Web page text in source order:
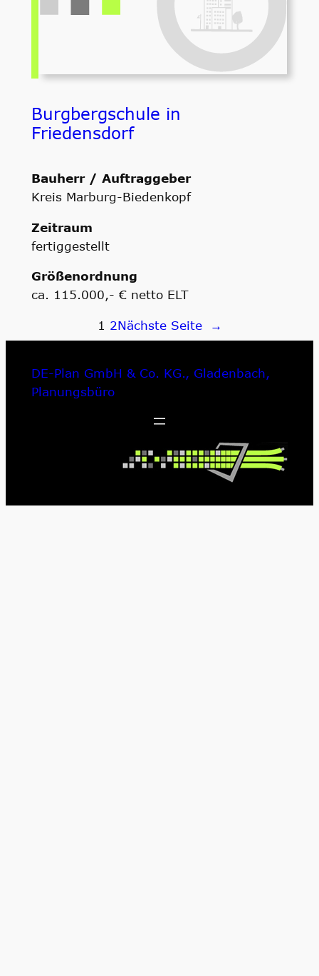
Burgbergschule in
Friedensdorf
Bauherr / Auftraggeber
Kreis Marburg-Biedenkopf
Zeitraum
fertiggestellt
Größenordnung
ca. 115.000,- € netto ELT
1 2Nächste Seite →
DE-Plan GmbH & Co. KG., Gladenbach,
Planungsbüro